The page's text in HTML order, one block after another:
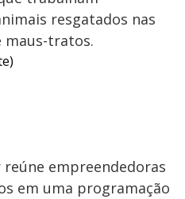
resgatados nas
maus-tratos.
empreendedoras
em uma programação